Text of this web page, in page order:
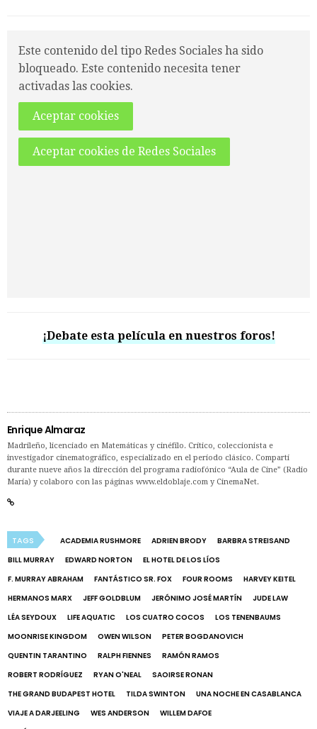
Este contenido del tipo Redes Sociales ha sido
bloqueado. Este contenido necesita tener
activadas las cookies.
Aceptar cookies
Aceptar cookies de Redes Sociales
¡Debate esta película en nuestros foros!
Enrique Almaraz
Madrileño, licenciado en Matemáticas y cinéfilo. Crítico, coleccionista e
investigador cinematográfico, especializado en el período clásico. Compartí
durante nueve años la dirección del programa radiofónico “Aula de Cine” (Radio
María) y colaboro con las páginas www.eldoblaje.com y CinemaNet.
TAGS ACADEMIA RUSHMORE ADRIEN BRODY
BARBRA STREISAND
BILL MURRAY
EDWARD NORTON
EL HOTEL DE LOS LÍOS
F. MURRAY ABRAHAM
FANTÁSTICO SR. FOX FOUR ROOMS
HARVEY KEITEL
HERMANOS MARX
JEFF GOLDBLUM JERÓNIMO JOSÉ MARTÍN
JUDE LAW
LÉA SEYDOUX
LIFE AQUATIC LOS CUATRO COCOS
LOS TENENBAUMS
MOONRISE KINGDOM
OWEN WILSON
PETER BOGDANOVICH
QUENTIN TARANTINO
RALPH FIENNES
RAMÓN RAMOS
ROBERT RODRÍGUEZ
RYAN O'NEAL
SAOIRSE RONAN
THE GRAND BUDAPEST HOTEL
TILDA SWINTON
UNA NOCHE EN CASABLANCA
VIAJE A DARJEELING
WES ANDERSON
WILLEM DAFOE